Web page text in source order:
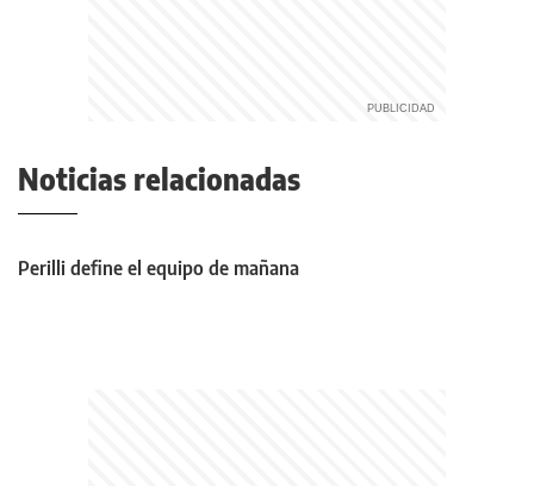
Noticias relacionadas
Perilli define el equipo de mañana